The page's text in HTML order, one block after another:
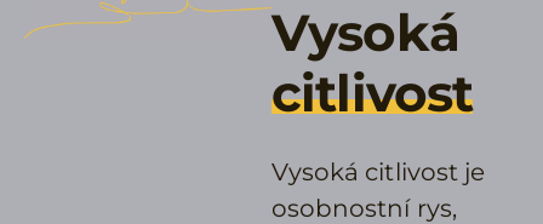
Vysoká
citlivost
Vysoká citlivost je
osobnostní rys,